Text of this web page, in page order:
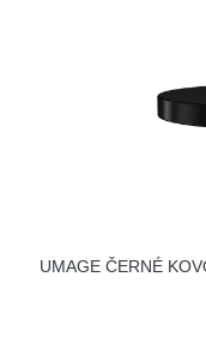
UMAGE ČERNÉ